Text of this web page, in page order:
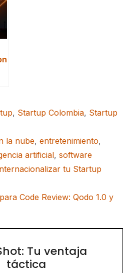
, Startup Colombia, Startup
la nube, entretenimiento,
artificial, software
tu Startup
Code Review: Qodo 1.0 y
Tu ventaja
táctica